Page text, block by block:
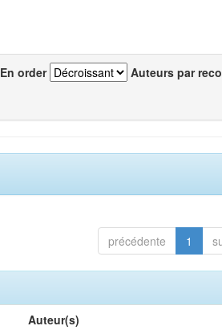
En order Auteurs par
précédente 1
Auteur(s)